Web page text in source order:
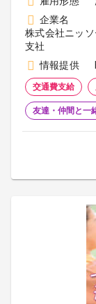
企業名
株式会社ニッ
支社
情報提供
交通費支給
友達・仲間と一